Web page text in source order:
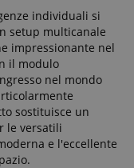
individuali si
setup multicanale
impressionante nel
il modulo
nel mondo
sostituisce un
le versatili
e l'eccellente